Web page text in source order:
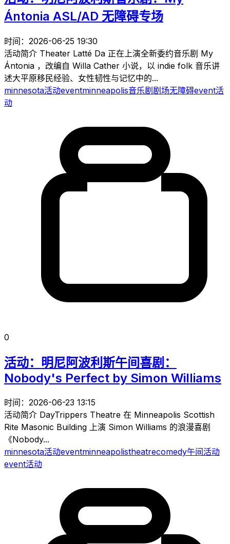
Ántonia ASL/AD 无障碍专场
时间：2026-06-25 19:30
活动简介 Theater Latté Da 正在上演全新委约音乐剧 My
Ántonia ，改编自 Willa Cather 小说，以 indie folk 音乐讲
述大平原移民经验、女性韧性与记忆中的...
minnesota活动eventminneapolis音乐剧 剧场无障碍event活
动
0
活动：明尼阿波利斯午间喜剧：
Nobody's Perfect by Simon Williams
时间：2026-06-23 13:15
活动简介 DayTrippers Theatre 在 Minneapolis Scottish
Rite Masonic Building 上演 Simon Williams 的浪漫喜剧
《Nobody...
minnesota活动eventminneapolistheatrecomedy午间活动
event活动